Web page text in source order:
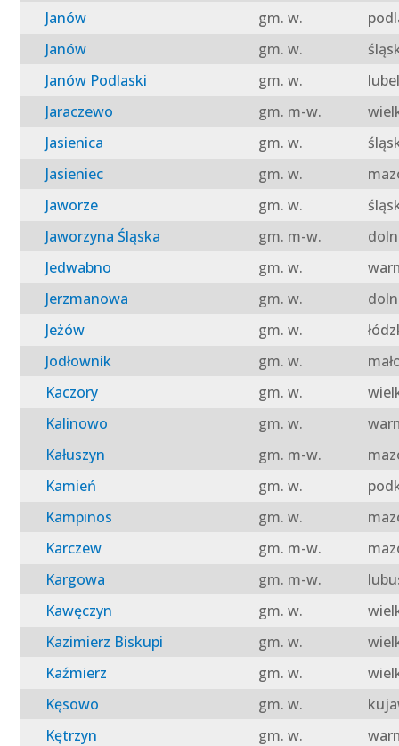
Janów gm. w.
Janów
gm. w.
Janów Podlaski
gm. w.
Jaraczewo
gm. m-w.
Jasienica
gm. w.
Jasieniec
gm. w.
Jaworze
gm. w.
Jaworzyna Śląska
gm. m-w.
Jedwabno
gm. w.
Jerzmanowa
gm. w.
Jeżów
gm. w.
Jodłownik
gm. w.
Kaczory
gm. w.
Kalinowo
gm. w.
Kałuszyn
gm. m-w.
Kamień
gm. w.
Kampinos
gm. w.
Karczew
gm. m-w.
Kargowa
gm. m-w.
Kawęczyn
gm. w.
Kazimierz Biskupi
gm. w.
Kaźmierz
gm. w.
Kęsowo
gm. w.
Kętrzyn
gm. w.